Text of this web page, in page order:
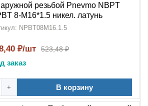
резьбой Pnevmo NBPT
8-M16*1.5 никел. латунь
NPBT08M16.1.5
₽/шт 523,48 ₽
заказ
+ В корзину